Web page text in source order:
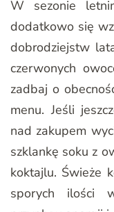
W sezonie
dodatkowo się
dobrodziejstw
czerwonych
zadbaj o
menu. Jeśli
nad zakupem
szklankę soku z
koktajlu. Świeże
sporych ilości